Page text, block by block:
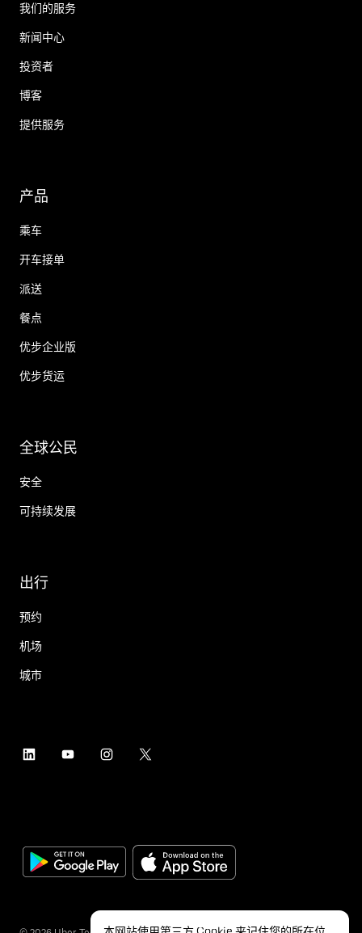
我们的服务
新闻中心
投资者
博客
提供服务
产品
乘车
开车接单
派送
餐点
优步企业版
优步货运
全球公民
安全
可持续发展
出行
预约
机场
城市